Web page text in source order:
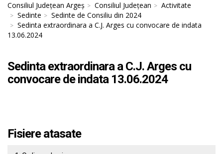
Consiliul Județean Argeș Consiliul Județean
Activitate
Sedinte
Sedinte de Consiliu din 2024
Sedinta extraordinara a C.J. Arges cu convocare de indata
13.06.2024
Sedinta extraordinara a C.J. Arges cu
convocare de indata 13.06.2024
Fisiere atasate